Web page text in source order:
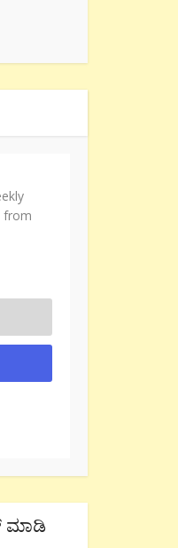
from
ಮಾಡಿ